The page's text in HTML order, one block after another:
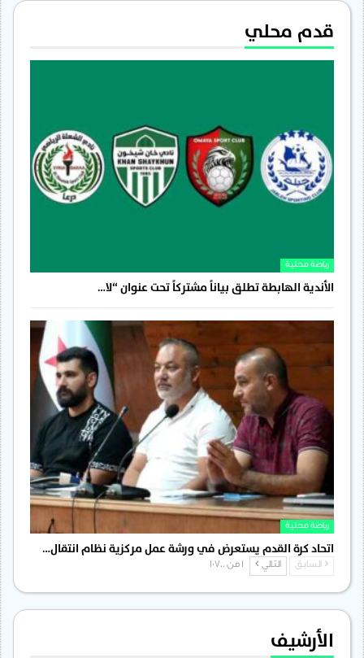
قدم محلي
رياضة محلية
الأندية الهابطة تطلق بياناً مشتركاً تحت عنوان “لا…
رياضة محلية
اتحاد كرة القدم يستعرض في ورشة عمل مركزية نظام انتقال…
السابق التالي
الأرشيف